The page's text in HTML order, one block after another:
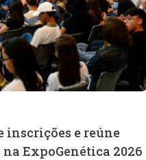
inscrições e reúne
ExpoGenética 2026